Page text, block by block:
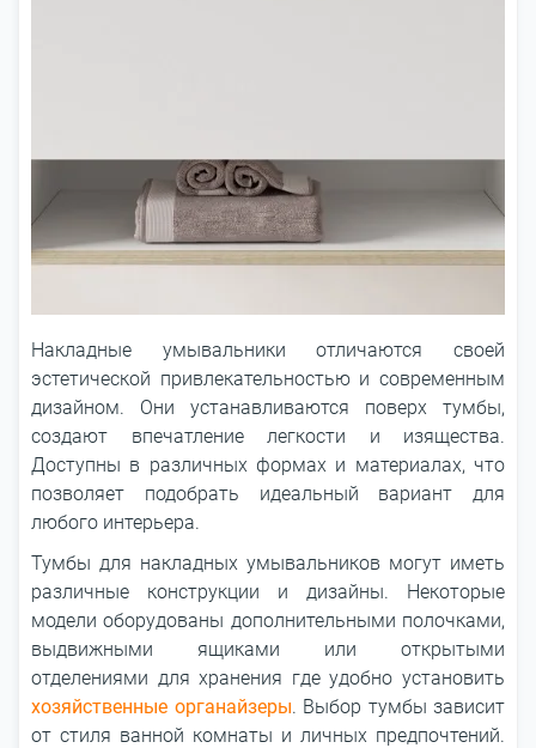
Накладные умывальники отличаются своей
эстетической привлекательностью и современным
дизайном. Они устанавливаются поверх тумбы,
создают впечатление легкости и изящества.
Доступны в различных формах и материалах, что
позволяет подобрать идеальный вариант для
любого интерьера.
Тумбы для накладных умывальников могут иметь
различные конструкции и дизайны. Некоторые
модели оборудованы дополнительными полочками,
выдвижными ящиками или открытыми
отделениями для хранения где удобно установить
хозяйственные органайзеры. Выбор тумбы зависит
от стиля ванной комнаты и личных предпочтений.